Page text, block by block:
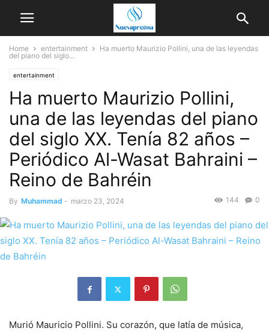
Home entertainment
Ha muerto Maurizio Pollini, una de las leyendas
del piano del siglo...
entertainment
Ha muerto Maurizio Pollini,
una de las leyendas del piano
del siglo XX. Tenía 82 años –
Periódico Al-Wasat Bahraini –
Reino de Bahréin
By Muhammad - marzo 23, 2024 0
144
Murió Mauricio Pollini. Su corazón, que latía de música,